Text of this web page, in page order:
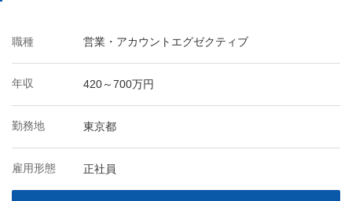
職種 営業・アカウントエグゼクティブ
年収 420～700万円
勤務地 東京都
雇用形態 正社員